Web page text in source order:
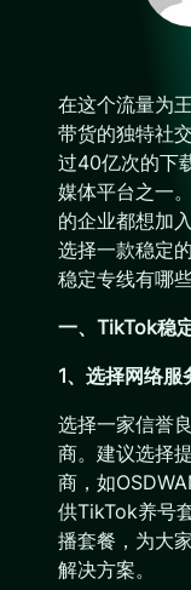
在这个流量为
带货的独特社
过40亿次的下
媒体平台之一
的企业都想加
选择一款稳定
稳定专线有哪
一、TikTok稳
1、选择网络服
选择一家信誉
商。建议选择
商，如
供TikTok养号
播套餐，为大
解决方案。